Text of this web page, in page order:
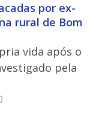
por ex-
rural de Bom
vida após o
pela